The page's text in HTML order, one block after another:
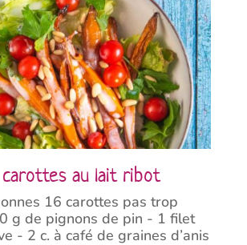
carottes au lait ribot
16 carottes pas trop
g de pignons de pin - 1 filet
- 2 c. à café de graines d’anis